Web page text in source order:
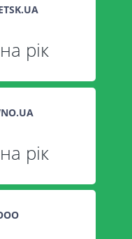
рік
рік